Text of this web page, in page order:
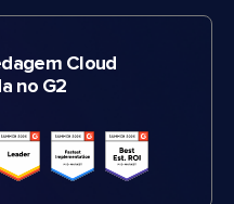
Cloud
no G2